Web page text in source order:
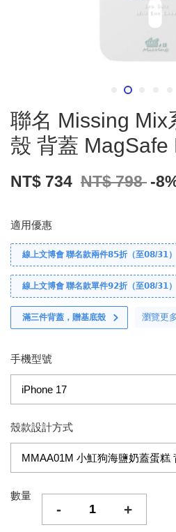
聯名 Missing Mix
殼 背蓋 MagSafe
NT$ 734 NT$ 798 -
適用優惠
線上文博會 聯名款兩件𝟴𝟱折（至𝟬𝟴/𝟯𝟭）
線上文博會 聯名款單件𝟵𝟮折（至𝟬𝟴/𝟯𝟭）
滿三件背蓋，贈基底殼 瀏覽更
手機型號
殼款設計方式
數量
- +